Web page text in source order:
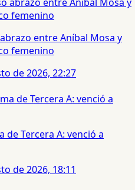
entre Aníbal Mosa y
femenino
de 2026, 22:27
de Tercera A: venció a
de 2026, 18:11